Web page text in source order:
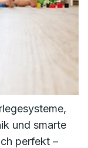
und smarte
perfekt –